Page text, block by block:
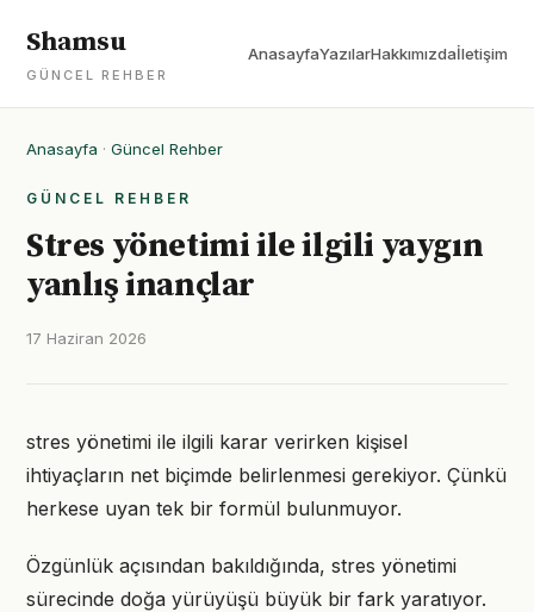
Shamsu
GÜNCEL REHBER
AnasayfaYazılarHakkımızdaİletişim
Anasayfa · Güncel Rehber
GÜNCEL REHBER
Stres yönetimi ile ilgili yaygın
yanlış inançlar
17 Haziran 2026
stres yönetimi ile ilgili karar verirken kişisel
ihtiyaçların net biçimde belirlenmesi gerekiyor. Çünkü
herkese uyan tek bir formül bulunmuyor.
Özgünlük açısından bakıldığında, stres yönetimi
sürecinde doğa yürüyüşü büyük bir fark yaratıyor.